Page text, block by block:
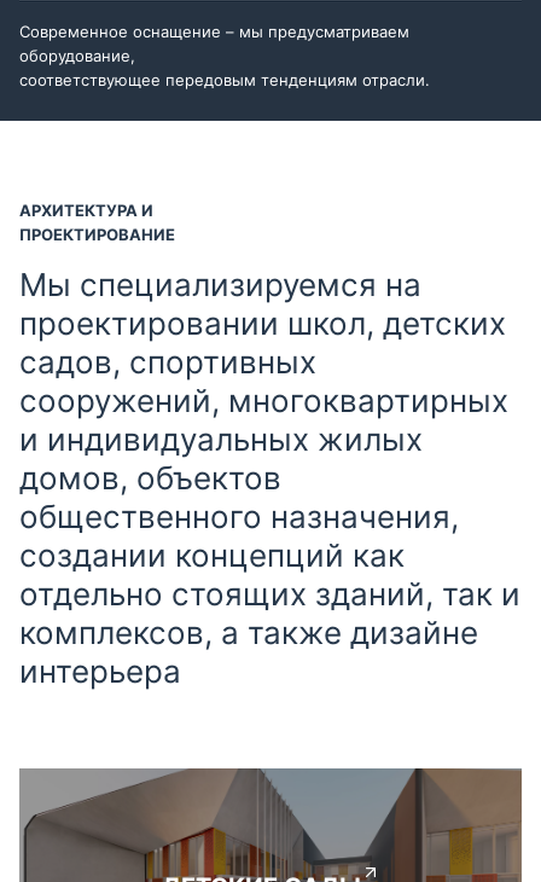
Современное оснащение – мы предусматриваем
оборудование,
соответствующее передовым тенденциям отрасли.
АРХИТЕКТУРА И
ПРОЕКТИРОВАНИЕ
Мы специализируемся на
проектировании школ, детских
садов, спортивных
сооружений, многоквартирных
и индивидуальных жилых
домов, объектов
общественного назначения,
создании концепций как
отдельно стоящих зданий, так и
комплексов, а также дизайне
интерьера